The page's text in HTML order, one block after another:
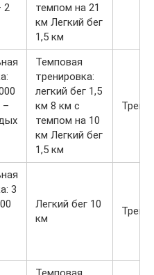
2
темпом на 21
км Легкий бег
1,5 км
–
Темповая
тренировка:
легкий бег 1,5
км 8 км с
темпом на 10
км Легкий бег
1,5 км
3
Легкий бег 10
км